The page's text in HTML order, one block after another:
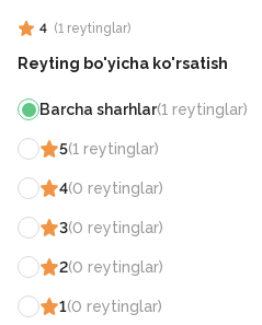
4 (1 reytinglar)
Reyting bo'yicha ko'rsatish
Barcha sharhlar(1 reytinglar)
5(1 reytinglar)
4(0 reytinglar)
3(0 reytinglar)
2(0 reytinglar)
1(0 reytinglar)